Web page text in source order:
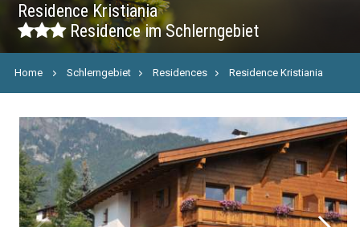
Residence Kristiania
Residence im Schlerngebiet
Home Schlerngebiet Residences Residence Kristiania